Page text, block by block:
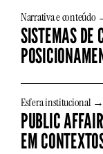
Narrativa e conteúdo
SISTEMAS DE
Esfera institucional →
PUBLIC
EM